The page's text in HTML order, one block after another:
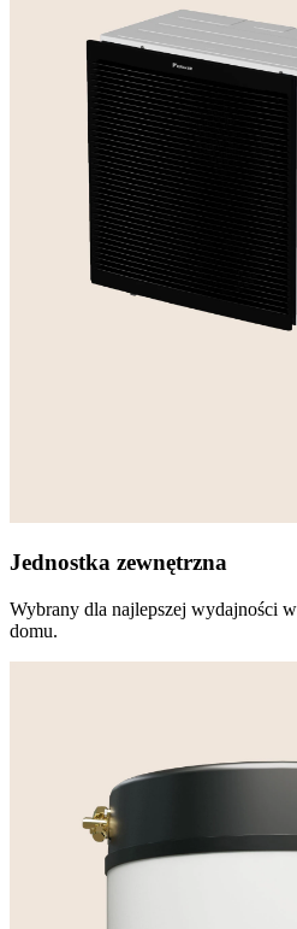
Jednostka zewnętrzna
Wybrany dla najlepszej wydajności
domu.